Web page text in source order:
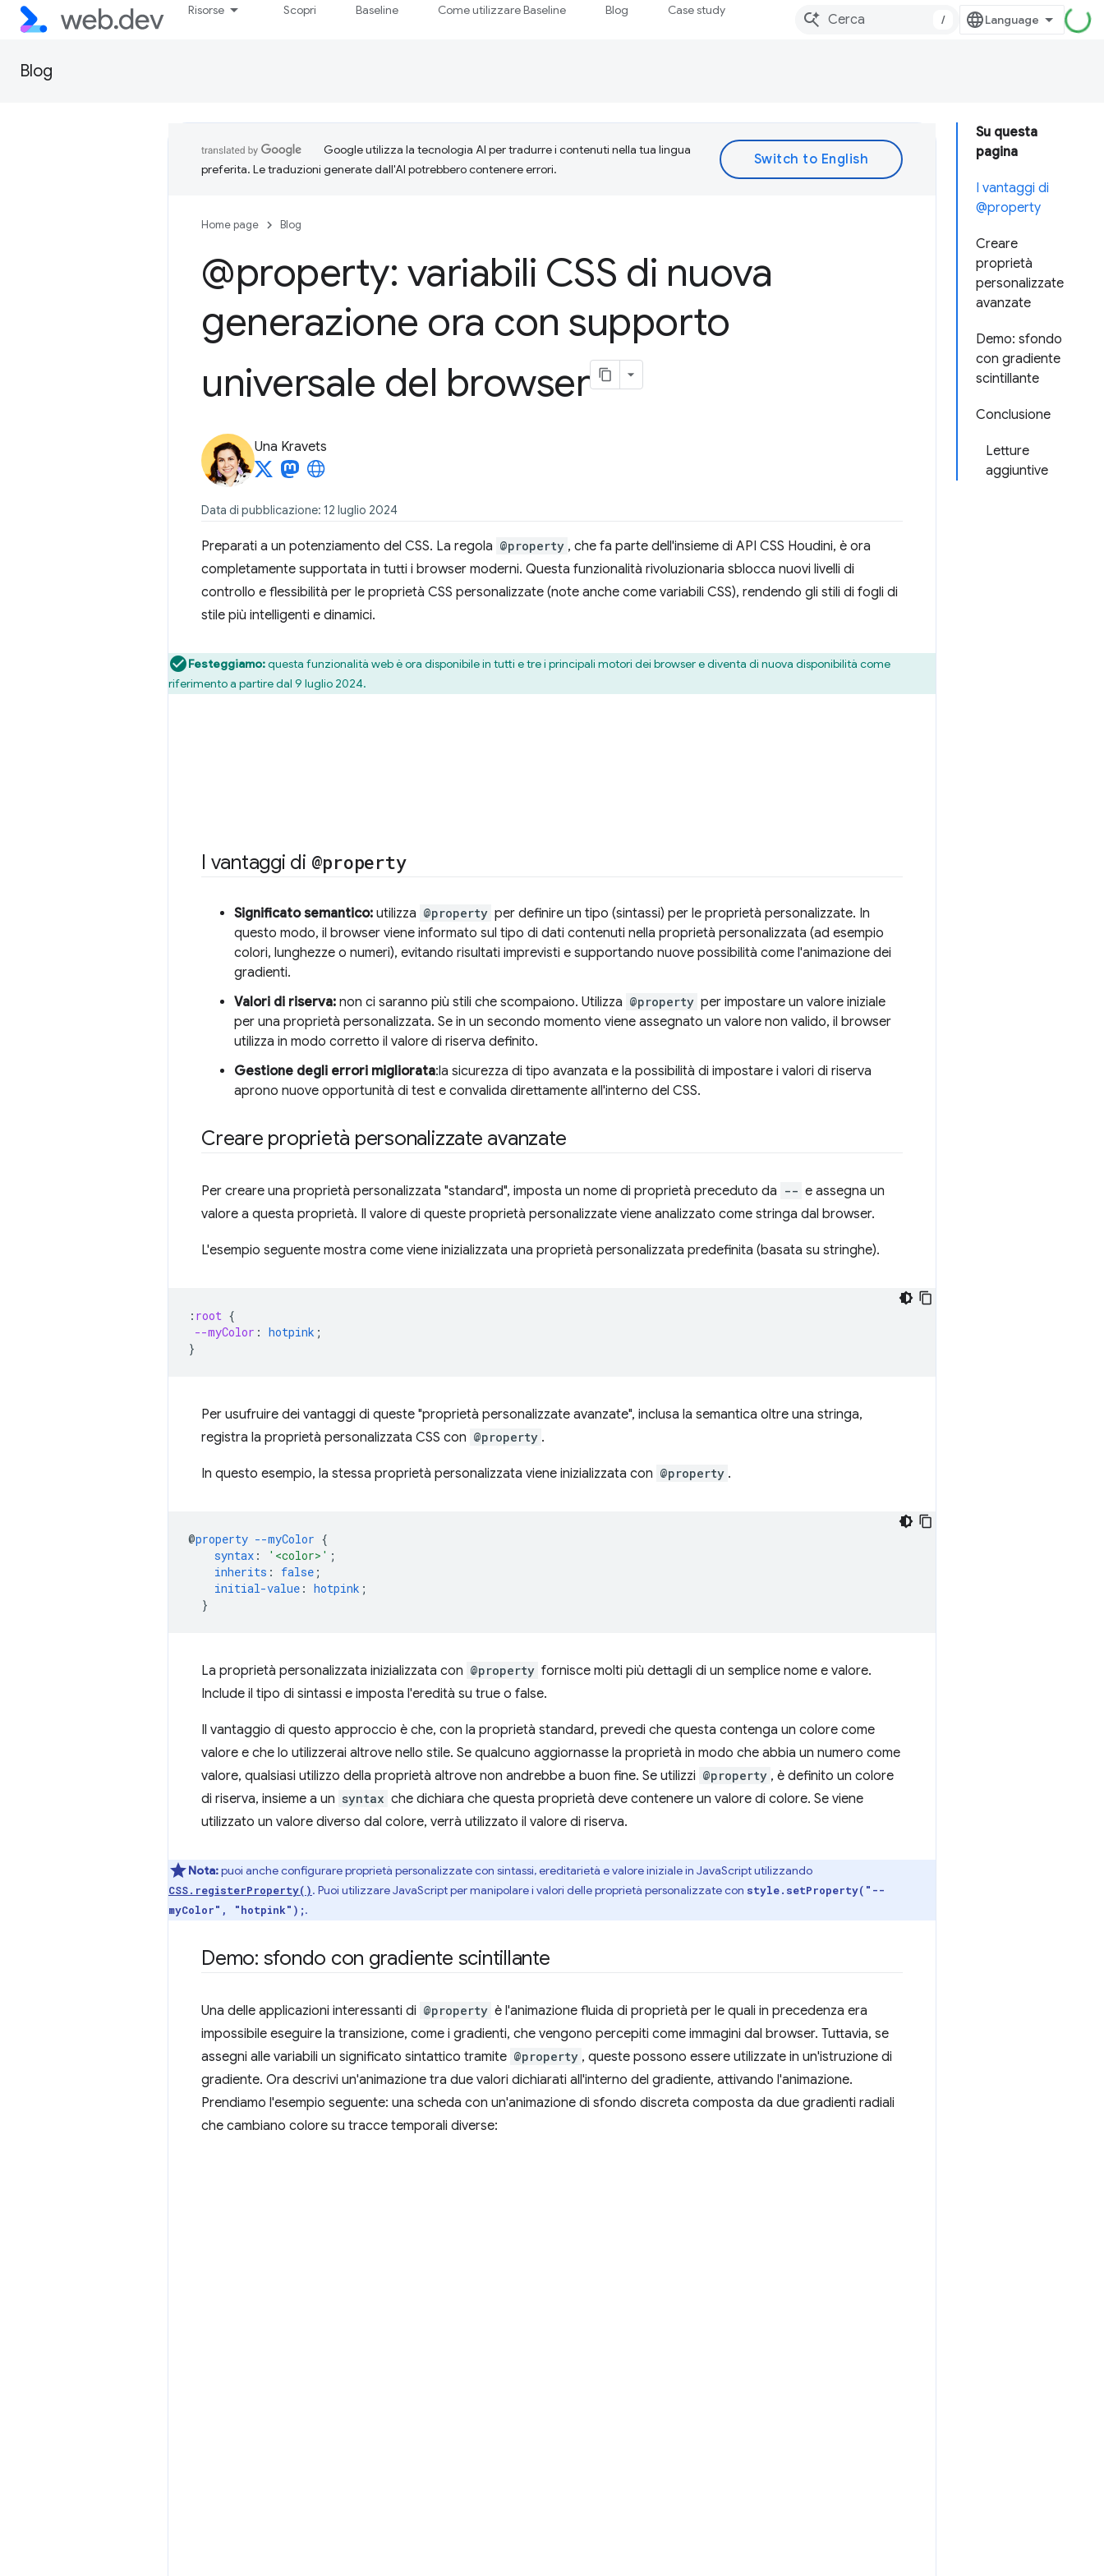
Risorse Scopri Baseline Come utilizzare Baseline Blog Case study
/
Blog
Su questa
pagina
I vantaggi di
@property
Creare
proprietà
personalizzate
avanzate
Demo: sfondo
con gradiente
scintillante
Conclusione
Letture
aggiuntive
Google utilizza la tecnologia AI per tradurre i contenuti nella tua lingua
preferita. Le traduzioni generate dall'AI potrebbero contenere errori.
Home page Blog
@property: variabili CSS di nuova
generazione ora con supporto
universale del browser
Una Kravets
Data di pubblicazione: 12 luglio 2024
Preparati a un potenziamento del CSS. La regola @property , che fa parte dell'insieme di API CSS Houdini, è ora
completamente supportata in tutti i browser moderni. Questa funzionalità rivoluzionaria sblocca nuovi livelli di
controllo e flessibilità per le proprietà CSS personalizzate (note anche come variabili CSS), rendendo gli stili di fogli di
stile più intelligenti e dinamici.
Festeggiamo:questa funzionalità web è ora disponibile in tutti e tre i principali motori dei browser e diventa di nuova disponibilità come
riferimento a partire dal 9 luglio 2024.
I vantaggi di @property
Significato semantico: utilizza @property per definire un tipo (sintassi) per le proprietà personalizzate. In
questo modo, il browser viene informato sul tipo di dati contenuti nella proprietà personalizzata (ad esempio
colori, lunghezze o numeri), evitando risultati imprevisti e supportando nuove possibilità come l'animazione dei
gradienti.
Valori di riserva: non ci saranno più stili che scompaiono. Utilizza @property per impostare un valore iniziale
per una proprietà personalizzata. Se in un secondo momento viene assegnato un valore non valido, il browser
utilizza in modo corretto il valore di riserva definito.
Gestione degli errori migliorata:la sicurezza di tipo avanzata e la possibilità di impostare i valori di riserva
aprono nuove opportunità di test e convalida direttamente all'interno del CSS.
Creare proprietà personalizzate avanzate
Per creare una proprietà personalizzata "standard", imposta un nome di proprietà preceduto da -- e assegna un
valore a questa proprietà. Il valore di queste proprietà personalizzate viene analizzato come stringa dal browser.
L'esempio seguente mostra come viene inizializzata una proprietà personalizzata predefinita (basata su stringhe).
: root {
--myColor : hotpink ;
}
Per usufruire dei vantaggi di queste "proprietà personalizzate avanzate", inclusa la semantica oltre una stringa,
registra la proprietà personalizzata CSS con @property .
In questo esempio, la stessa proprietà personalizzata viene inizializzata con @property .
@property --myColor {
syntax : '<color>' ;
inherits : false ;
initial-value : hotpink ;
}
La proprietà personalizzata inizializzata con @property fornisce molti più dettagli di un semplice nome e valore.
Include il tipo di sintassi e imposta l'eredità su true o false.
Il vantaggio di questo approccio è che, con la proprietà standard, prevedi che questa contenga un colore come
valore e che lo utilizzerai altrove nello stile. Se qualcuno aggiornasse la proprietà in modo che abbia un numero come
valore, qualsiasi utilizzo della proprietà altrove non andrebbe a buon fine. Se utilizzi @property , è definito un colore
di riserva, insieme a un syntax che dichiara che questa proprietà deve contenere un valore di colore. Se viene
utilizzato un valore diverso dal colore, verrà utilizzato il valore di riserva.
Nota:puoi anche configurare proprietà personalizzate con sintassi, ereditarietà e valore iniziale in JavaScript utilizzando
CSS.registerProperty(). Puoi utilizzare JavaScript per manipolare i valori delle proprietà personalizzate con style.setProperty("--
myColor", "hotpink");.
Demo: sfondo con gradiente scintillante
Una delle applicazioni interessanti di @property è l'animazione fluida di proprietà per le quali in precedenza era
impossibile eseguire la transizione, come i gradienti, che vengono percepiti come immagini dal browser. Tuttavia, se
assegni alle variabili un significato sintattico tramite @property , queste possono essere utilizzate in un'istruzione di
gradiente. Ora descrivi un'animazione tra due valori dichiarati all'interno del gradiente, attivando l'animazione.
Prendiamo l'esempio seguente: una scheda con un'animazione di sfondo discreta composta da due gradienti radiali
che cambiano colore su tracce temporali diverse: